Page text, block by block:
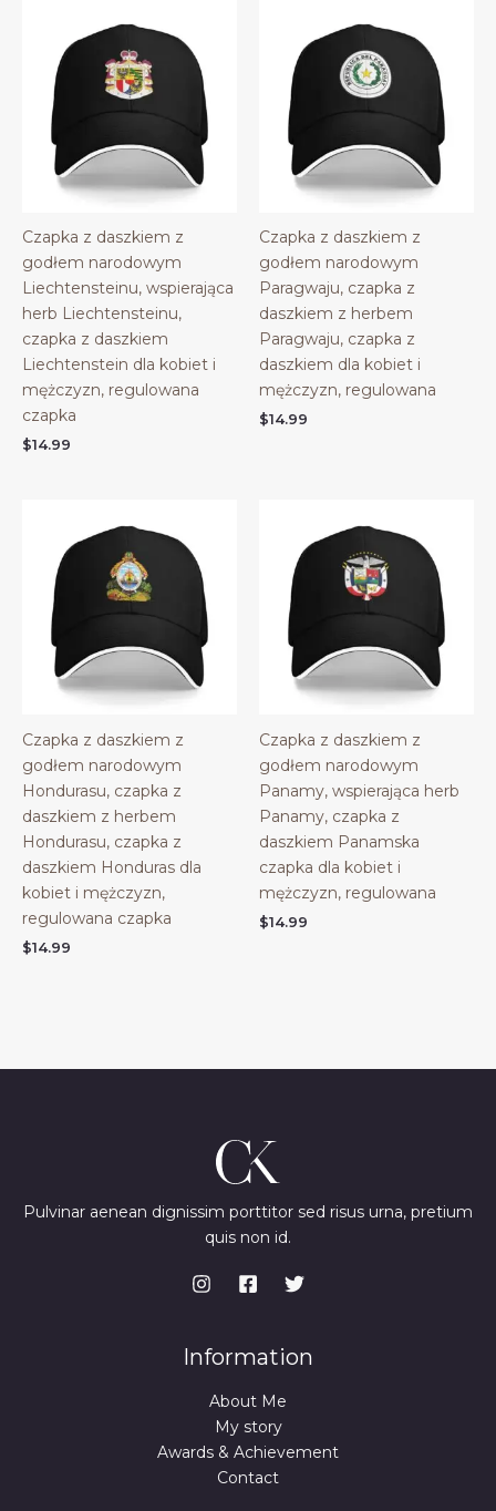
Czapka z daszkiem z
godłem narodowym
Liechtensteinu, wspierająca
herb Liechtensteinu,
czapka z daszkiem
Liechtenstein dla kobiet i
mężczyzn, regulowana
czapka
$14.99
Czapka z daszkiem z
godłem narodowym
Paragwaju, czapka z
daszkiem z herbem
Paragwaju, czapka z
daszkiem dla kobiet i
mężczyzn, regulowana
$14.99
Czapka z daszkiem z
godłem narodowym
Hondurasu, czapka z
daszkiem z herbem
Hondurasu, czapka z
daszkiem Honduras dla
kobiet i mężczyzn,
regulowana czapka
$14.99
Czapka z daszkiem z
godłem narodowym
Panamy, wspierająca herb
Panamy, czapka z
daszkiem Panamska
czapka dla kobiet i
mężczyzn, regulowana
$14.99
Pulvinar aenean dignissim porttitor sed risus urna, pretium
quis non id.
Information
About Me
My story
Awards & Achievement
Contact